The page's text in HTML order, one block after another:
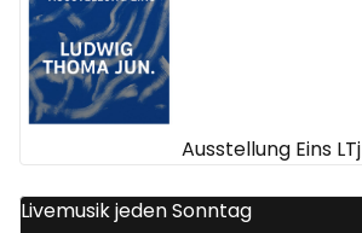
Ausstellung Eins LTj
Livemusik jeden Sonntag